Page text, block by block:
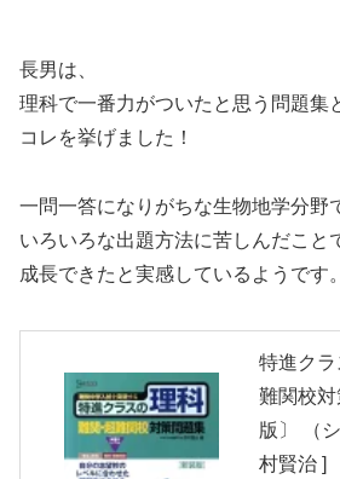
長男は、
理科で一番力がついたと思う問題集
コレを挙げました！
一問一答になりがちな生物地学分野
いろいろな出題方法に苦しんだこと
成長できたと実感しているようです。
特進ク
難関校
版〕 （
村賢治 ]